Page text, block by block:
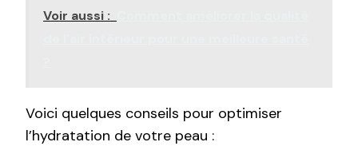
Voir aussi :
Voici quelques conseils pour optimiser
l’hydratation de votre peau :